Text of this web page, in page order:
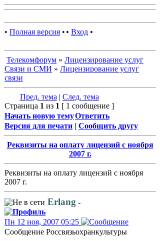
• Полная версия • • Вход •
Телекомфорум » Лицензирование услуг
Связи и СМИ » Лицензирование услуг
связи
Пред. тема | След. тема
Страница 1 из 1 [ 1 сообщение ]
Начать новую темуОтветить
Версия для печати | Сообщить другу
Реквизиты на оплату лицензий с ноября
2007 г.
Реквизиты на оплату лицензий с ноября
2007 г.
Erlang -
Пн 12 ноя, 2007 05:25
Сообщение Россвязьохранкультуры